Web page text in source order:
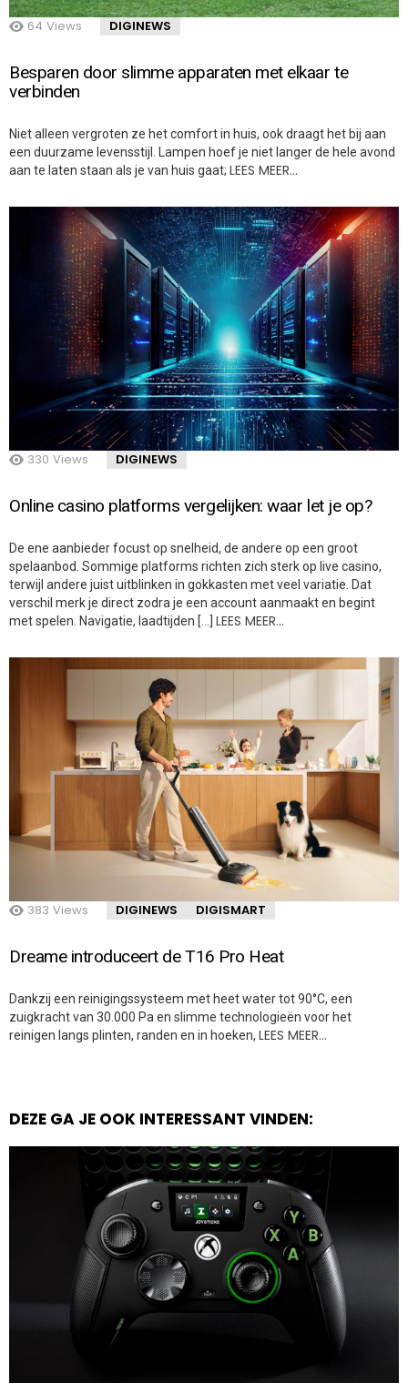
64 Views DIGINEWS
Besparen door slimme apparaten met elkaar te
verbinden
Niet alleen vergroten ze het comfort in huis, ook draagt het bij aan
een duurzame levensstijl. Lampen hoef je niet langer de hele avond
aan te laten staan als je van huis gaat; LEES MEER…
330 Views DIGINEWS
Online casino platforms vergelijken: waar let je op?
De ene aanbieder focust op snelheid, de andere op een groot
spelaanbod. Sommige platforms richten zich sterk op live casino,
terwijl andere juist uitblinken in gokkasten met veel variatie. Dat
verschil merk je direct zodra je een account aanmaakt en begint
met spelen. Navigatie, laadtijden […] LEES MEER…
383 Views DIGINEWS DIGISMART
Dreame introduceert de T16 Pro Heat
Dankzij een reinigingssysteem met heet water tot 90°C, een
zuigkracht van 30.000 Pa en slimme technologieën voor het
reinigen langs plinten, randen en in hoeken, LEES MEER…
DEZE GA JE OOK INTERESSANT VINDEN: